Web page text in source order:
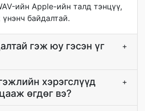
ийн Apple-ийн талд тэнцүү,
байдалтай.
гэж юу гэсэн үг
+
хэрэгслүүд
өгдөг вэ?
+